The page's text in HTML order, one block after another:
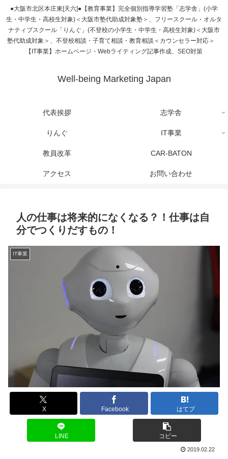
●大阪市北区本庄東[天六]●【教育事業】完全個別指導学習塾「志学舎」(小学
生・中学生・高校生対象)＜大阪市塾代助成対象塾＞、フリースクール・オルタ
ナティブスクール「りんぐ」(不登校の小学生・中学生・高校生対象)＜大阪市
塾代助成対象＞、不登校相談・子育て相談・教育相談＜カウンセラー対応＞
【IT事業】ホームページ・Webライティング記事作成、SEO対策
Well-being Marketing Japan
代表挨拶 志学舎
りんぐ IT事業
教員改革 CAR-BATON
アクセス お問い合わせ
人の仕事は将来的になくなる？！仕事は自
分でつくりだすもの！
IT事業
X Facebook はてブ
LINE コピー
2019.02.22